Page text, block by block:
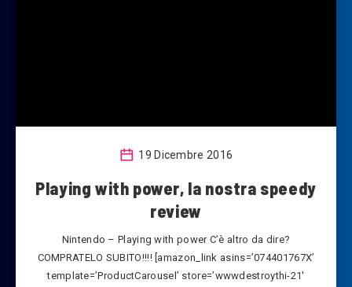
19 Dicembre 2016
Playing with power, la nostra speedy
review
Nintendo – Playing with power C’è altro da dire?
COMPRATELO SUBITO!!!! [amazon_link asins=’074401767X’
template=’ProductCarousel’ store=’wwwdestroythi-21′